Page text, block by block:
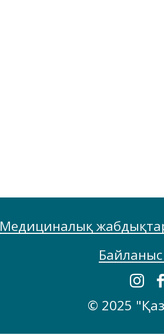
Медициналық
© 2025